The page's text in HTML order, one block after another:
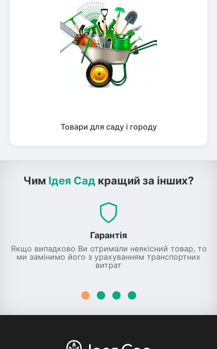
Товари для саду і городу
Чим Ідея Сад кращий за інших?
Гарантія
Якщо випадково Ви отримали неякісний товар, то
ми замінимо його з урахуванням транспортних
витрат